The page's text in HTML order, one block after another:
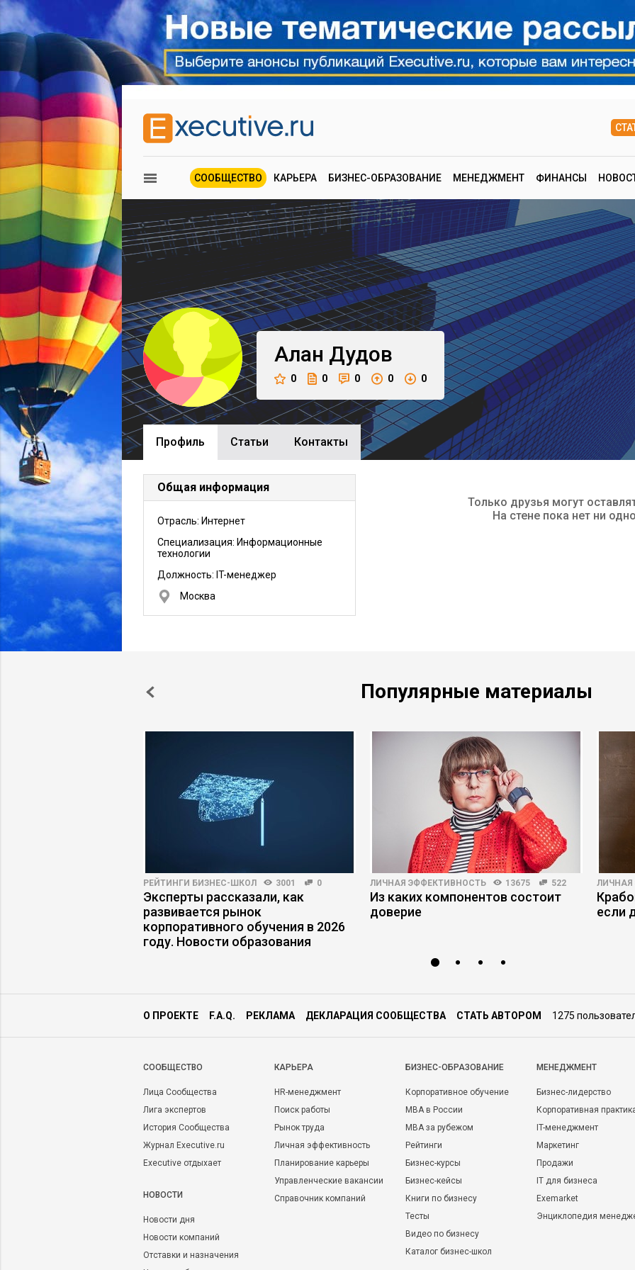
СООБЩЕСТВО КАРЬЕРА БИЗНЕС-ОБРАЗОВАНИЕ МЕНЕДЖМЕНТ ФИНАНСЫ
Алан Дудов
0 0 0 0 0
Профиль Cтатьи Контакты
Общая информация
Отрасль: Интернет
Специализация: Информационные
технологии
Должность: IT-менеджер
Москва
Только друзья могут
На стене пока нет ни
Популярные материалы
РЕЙТИНГИ БИЗНЕС-ШКОЛ 3001 0
Эксперты рассказали, как
развивается рынок
корпоративного обучения в 2026
году. Новости образования
ЛИЧНАЯ ЭФФЕКТИВНОСТЬ 13675 522
Из каких компонентов состоит
доверие
ЛИЧНАЯ
если
О ПРОЕКТЕ F.A.Q. РЕКЛАМА ДЕКЛАРАЦИЯ СООБЩЕСТВА СТАТЬ АВТОРОМ 1275
CООБЩЕСТВО
Лица Сообщества
Лига экспертов
История Сообщества
Журнал Executive.ru
Executive отдыхает
НОВОСТИ
Новости дня
Новости компаний
Отставки и назначения
КАРЬЕРА
HR-менеджмент
Поиск работы
Рынок труда
Личная эффективность
Планирование карьеры
Управленческие вакансии
Справочник компаний
БИЗНЕС-ОБРАЗОВАНИЕ
Корпоративное обучение
MBA в России
MBA за рубежом
Рейтинги
Бизнес-курсы
Бизнес-кейсы
Книги по бизнесу
Тесты
Видео по бизнесу
Каталог бизнес-школ
МЕНЕДЖМЕНТ
Бизнес-лидерство
Корпоративная
IT-менеджмент
Маркетинг
Продажи
IT для бизнеса
Exemarket
Энциклопедия